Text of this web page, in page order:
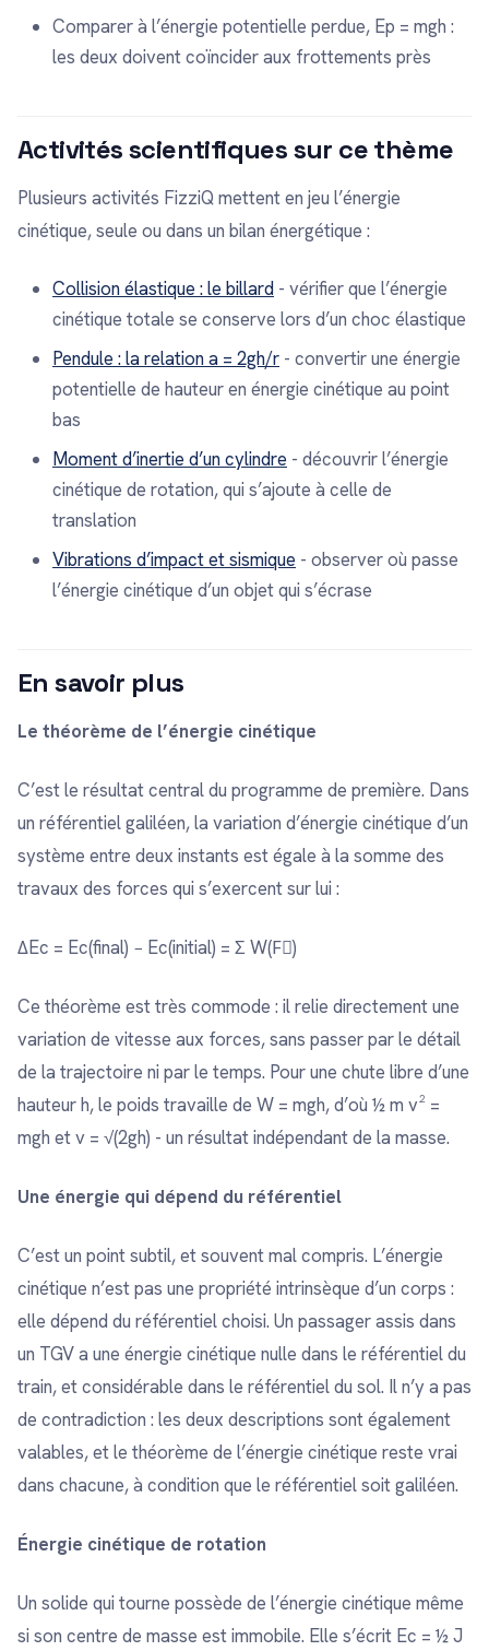
Comparer à l’énergie potentielle perdue, Ep = mgh :
les deux doivent coïncider aux frottements près
Activités scientifiques sur ce thème
Plusieurs activités FizziQ mettent en jeu l’énergie
cinétique, seule ou dans un bilan énergétique :
Collision élastique : le billard - vérifier que l’énergie
cinétique totale se conserve lors d’un choc élastique
Pendule : la relation a = 2gh/r - convertir une énergie
potentielle de hauteur en énergie cinétique au point
bas
Moment d’inertie d’un cylindre - découvrir l’énergie
cinétique de rotation, qui s’ajoute à celle de
translation
Vibrations d’impact et sismique - observer où passe
l’énergie cinétique d’un objet qui s’écrase
En savoir plus
Le théorème de l’énergie cinétique
C’est le résultat central du programme de première. Dans
un référentiel galiléen, la variation d’énergie cinétique d’un
système entre deux instants est égale à la somme des
travaux des forces qui s’exercent sur lui :
ΔEc = Ec(final) − Ec(initial) = Σ W(F⃗)
Ce théorème est très commode : il relie directement une
variation de vitesse aux forces, sans passer par le détail
de la trajectoire ni par le temps. Pour une chute libre d’une
hauteur h, le poids travaille de W = mgh, d’où ½ m v² =
mgh et v = √(2gh) - un résultat indépendant de la masse.
Une énergie qui dépend du référentiel
C’est un point subtil, et souvent mal compris. L’énergie
cinétique n’est pas une propriété intrinsèque d’un corps :
elle dépend du référentiel choisi. Un passager assis dans
un TGV a une énergie cinétique nulle dans le référentiel du
train, et considérable dans le référentiel du sol. Il n’y a pas
de contradiction : les deux descriptions sont également
valables, et le théorème de l’énergie cinétique reste vrai
dans chacune, à condition que le référentiel soit galiléen.
Énergie cinétique de rotation
Un solide qui tourne possède de l’énergie cinétique même
si son centre de masse est immobile. Elle s’écrit Ec = ½ J